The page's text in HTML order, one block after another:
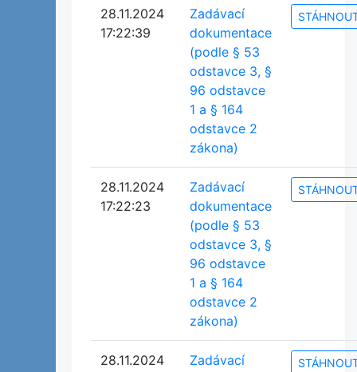
28.11.2024
17:22:39
Zadávací
dokumentace
(podle § 53
odstavce 3, §
96 odstavce
1 a § 164
odstavce 2
zákona)
28.11.2024
17:22:23
Zadávací
dokumentace
(podle § 53
odstavce 3, §
96 odstavce
1 a § 164
odstavce 2
zákona)
28.11.2024
Zadávací